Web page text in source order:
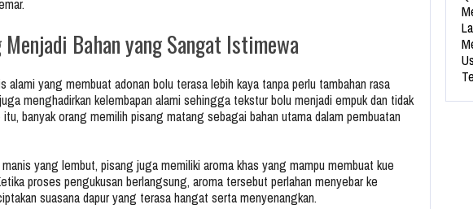
Menjadi Bahan yang Sangat Istimewa
alami yang membuat adonan bolu terasa lebih kaya tanpa perlu tambahan rasa
menghadirkan kelembapan alami sehingga tekstur bolu menjadi empuk dan tidak
banyak orang memilih pisang matang sebagai bahan utama dalam pembuatan
yang lembut, pisang juga memiliki aroma khas yang mampu membuat kue
proses pengukusan berlangsung, aroma tersebut perlahan menyebar ke
suasana dapur yang terasa hangat serta menyenangkan.